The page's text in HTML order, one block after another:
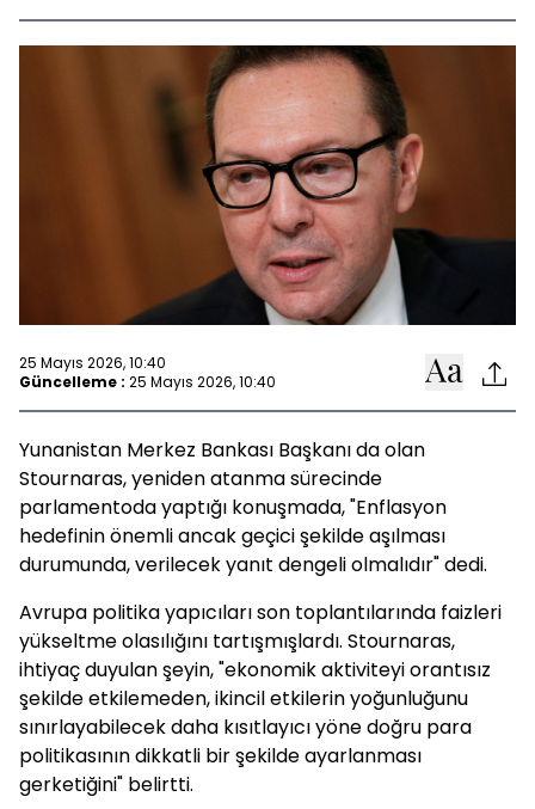
25 Mayıs 2026, 10:40
Güncelleme : 25 Mayıs 2026, 10:40
Yunanistan Merkez Bankası Başkanı da olan
Stournaras, yeniden atanma sürecinde
parlamentoda yaptığı konuşmada, "Enflasyon
hedefinin önemli ancak geçici şekilde aşılması
durumunda, verilecek yanıt dengeli olmalıdır" dedi.
Avrupa politika yapıcıları son toplantılarında faizleri
yükseltme olasılığını tartışmışlardı. Stournaras,
ihtiyaç duyulan şeyin, "ekonomik aktiviteyi orantısız
şekilde etkilemeden, ikincil etkilerin yoğunluğunu
sınırlayabilecek daha kısıtlayıcı yöne doğru para
politikasının dikkatli bir şekilde ayarlanması
gerketiğini" belirtti.